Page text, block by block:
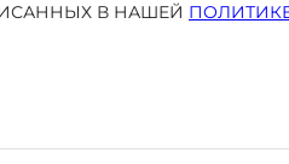
В НАШЕЙ